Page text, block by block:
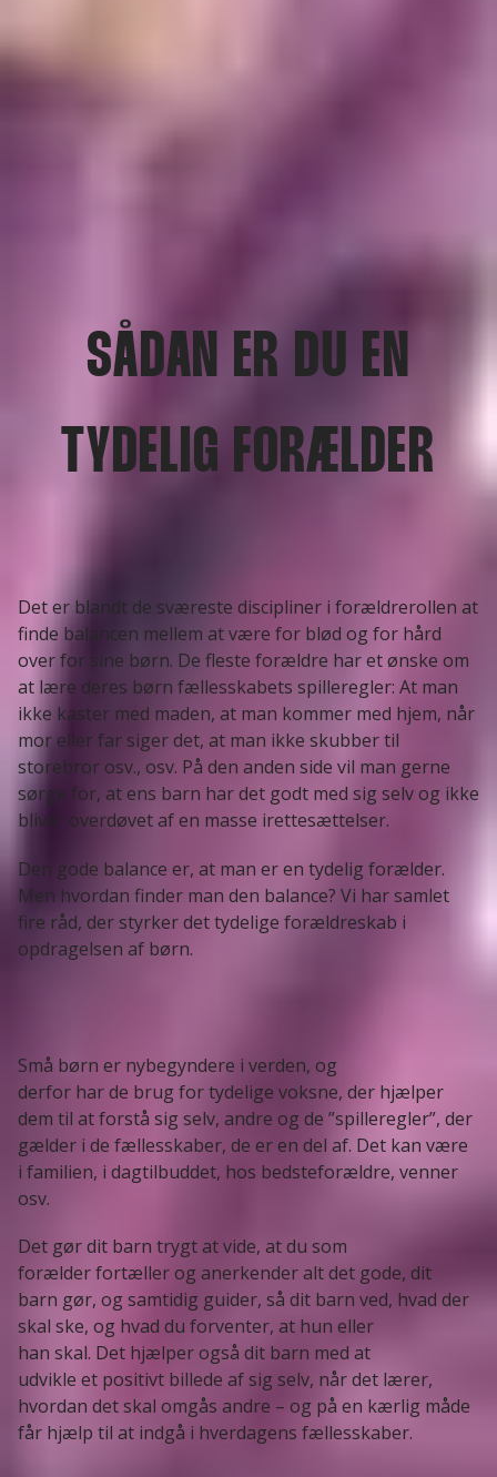
SÅDAN ER DU EN
TYDELIG FORÆLDER
Det er blandt de sværeste discipliner i forældrerollen at
finde balancen mellem at være for blød og for hård
over for sine børn. De fleste forældre har et ønske om
at lære deres børn fællesskabets spilleregler: At man
ikke kaster med maden, at man kommer med hjem, når
mor eller far siger det, at man ikke skubber til
storebror osv., osv. På den anden side vil man gerne
sørge for, at ens barn har det godt med sig selv og ikke
bliver overdøvet af en masse irettesættelser.
Den gode balance er, at man er en tydelig forælder.
Men hvordan finder man den balance? Vi har samlet
fire råd, der styrker det tydelige forældreskab i
opdragelsen af børn.
Små børn er nybegyndere i verden, og
derfor har de brug for tydelige voksne, der hjælper
dem til at forstå sig selv, andre og de ”spilleregler”, der
gælder i de fællesskaber, de er en del af. Det kan være
i familien, i dagtilbuddet, hos bedsteforældre, venner
osv.
Det gør dit barn trygt at vide, at du som
forælder fortæller og anerkender alt det gode, dit
barn gør, og samtidig guider, så dit barn ved, hvad der
skal ske, og hvad du forventer, at hun eller
han skal. Det hjælper også dit barn med at
udvikle et positivt billede af sig selv, når det lærer,
hvordan det skal omgås andre – og på en kærlig måde
får hjælp til at indgå i hverdagens fællesskaber.